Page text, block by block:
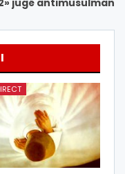
jugé antimusulman